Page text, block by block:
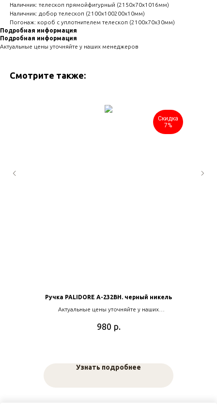
Наличник: телескоп прямойфигурный (2150х70х1016мм)
Наличник: добор телескоп (2100х100200х10мм)
Погонаж: короб с уплотнителем телескоп (2100х70х30мм)
Подробная информация
Подробная информация
Актуальные цены уточняйте у наших менеджеров
Смотрите также:
Скидка
7%
Ручка PALIDORE A-232BH. черный никель
Актуальные цены уточняйте у наших
980 р.
Узнать подробнее